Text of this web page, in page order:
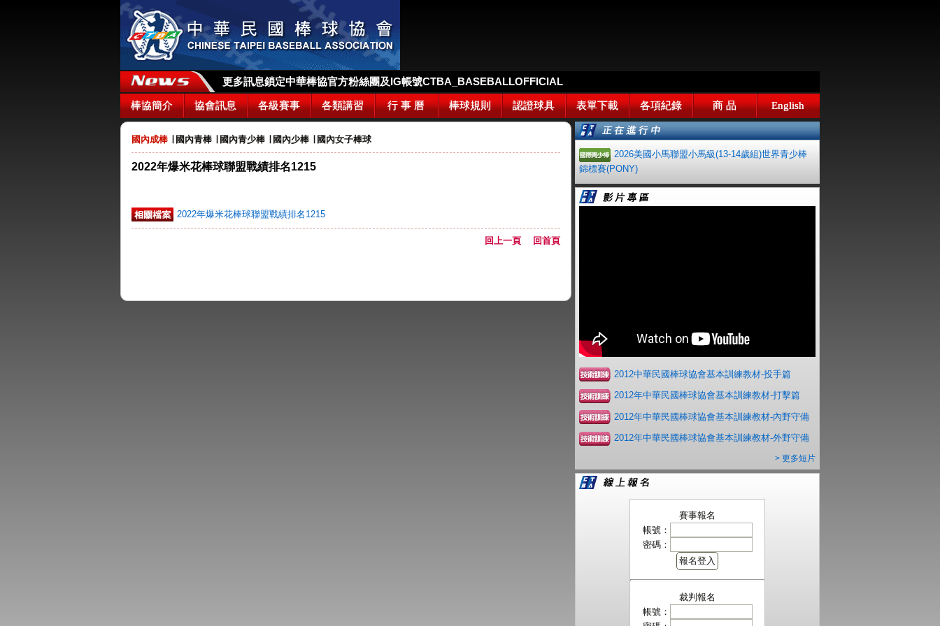
更多訊息鎖定中華棒協官方粉絲團及IG帳號CTBA_BASEBALLOFFICIAL
棒協簡介 協會訊息 各級賽事 各類講習 行 事 曆 棒球規則 認證球具 表單下載 各項紀錄 商 品 English
國內成棒 國內青棒 國內青少棒 國內少棒 國內女子棒球
2022年爆米花棒球聯盟戰績排名1215
2022年爆米花棒球聯盟戰績排名1215
回上一頁 回首頁
2026美國小馬聯盟小馬級(13-14歲組)世界青少棒
錦標賽(PONY)
2012中華民國棒球協會基本訓練教材-投手篇
2012年中華民國棒球協會基本訓練教材-打擊篇
2012年中華民國棒球協會基本訓練教材-內野守備
2012年中華民國棒球協會基本訓練教材-外野守備
> 更多短片
賽事報名
帳號：
密碼：
裁判報名
帳號：